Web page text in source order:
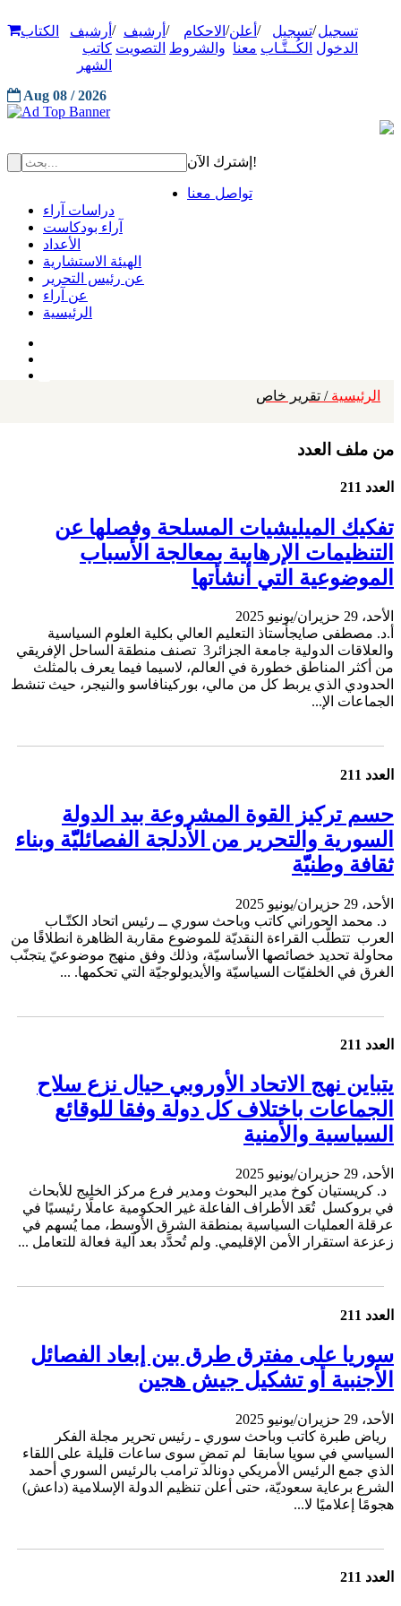
تسجيل
الدخول
/تسجيل
الكُــتَّـاب
/ أعلن
معنا
/ الاحكام
والشروط
/ أرشيف
التصويت
/ أرشيف
كاتب
الشهر
الكتاب
Aug 08 / 2026
إشترك الآن!
تواصل معنا
دراسات آراء
آراء بودكاست
الأعداد
الهيئة الاستشارية
عن رئيس التحرير
عن آراء
الرئيسية
الرئيسية / تقرير خاص
من ملف العدد
العدد 211
تفكيك الميليشيات المسلحة وفصلها عن
التنظيمات الإرهابية بمعالجة الأسباب
الموضوعية التي أنشأتها
الأحد، 29 حزيران/يونيو 2025
أ.د. مصطفى صايجأستاذ التعليم العالي بكلية العلوم السياسية
والعلاقات الدولية جامعة الجزائر3 تصنف منطقة الساحل الإفريقي
من أكثر المناطق خطورة في العالم، لاسيما فيما يعرف بالمثلث
الحدودي الذي يربط كل من مالي، بوركينافاسو والنيجر، حيث تنشط
الجماعات الإ...
العدد 211
حسم تركيز القوة المشروعة بيد الدولة
السورية والتحرير من الأدلجة الفصائليّّة وبناء
ثقافة وطنيّّة
الأحد، 29 حزيران/يونيو 2025
د. محمد الحوراني كاتب وباحث سوري ــ رئيس اتحاد الكتّـاب
العرب تتطلّب القراءة النقديّة للموضوع مقاربة الظاهرة انطلاقًا من
محاولة تحديد خصائصها الأساسيّة، وذلك وفق منهج موضوعيّ يتجنّب
الغرق في الخلفيّات السياسيّة والأيديولوجيّة التي تحكمها. ...
العدد 211
يتباين نهج الاتحاد الأوروبي حيال نزع سلاح
الجماعات باختلاف كل دولة وفقا للوقائع
السياسية والأمنية
الأحد، 29 حزيران/يونيو 2025
د. كريستيان كوخ مدير البحوث ومدير فرع مركز الخليج للأبحاث
في بروكسل تُعَد الأطراف الفاعلة غير الحكومية عاملًا رئيسيًا في
عرقلة العمليات السياسية بمنطقة الشرق الأوسط، مما يُسهم في
زعزعة استقرار الأمن الإقليمي. ولم تُحدَّد بعد آلية فعالة للتعامل ...
العدد 211
سوريا على مفترق طرق بين إبعاد الفصائل
الأجنبية أو تشكيل جيش هجين
الأحد، 29 حزيران/يونيو 2025
رياض طبرة كاتب وباحث سوري ـ رئيس تحرير مجلة الفكر
السياسي في سويا سابقا لم تمضِ سوى ساعات قليلة على اللقاء
الذي جمع الرئيس الأمريكي دونالد ترامب بالرئيس السوري أحمد
الشرع برعاية سعوديّة، حتى أعلن تنظيم الدولة الإسلامية (داعش)
هجومًا إعلاميًا لا...
العدد 211